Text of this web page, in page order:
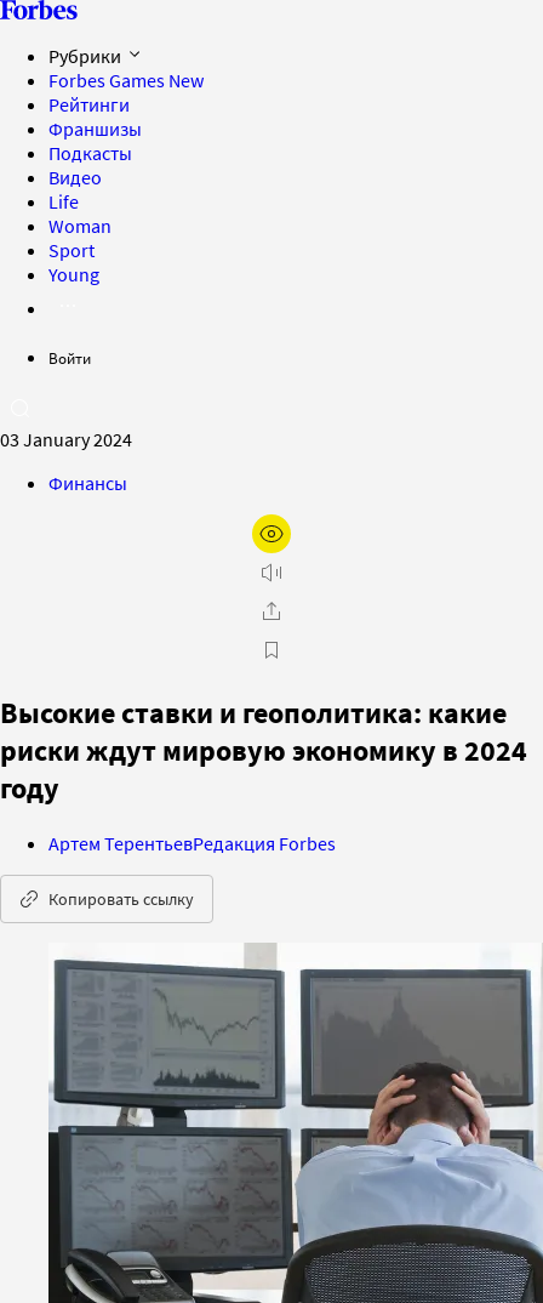
Рубрики
Forbes Games New
Рейтинги
Франшизы
Подкасты
Видео
Life
Woman
Sport
Young
Войти
03 January 2024
Финансы
Высокие ставки и геополитика: какие
риски ждут мировую экономику в 2024
году
Артем ТерентьевРедакция Forbes
Копировать ссылку